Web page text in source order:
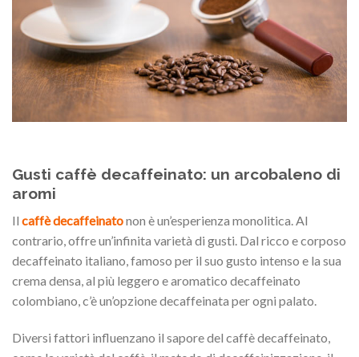
Gusti caffè decaffeinato: un arcobaleno di
aromi
Il caffè decaffeinatonon è un’esperienza monolitica. Al
contrario, offre un’infinita varietà di gusti. Dal ricco e corposo
decaffeinato italiano, famoso per il suo gusto intenso e la sua
crema densa, al più leggero e aromatico decaffeinato
colombiano, c’è un’opzione decaffeinata per ogni palato.
Diversi fattori influenzano il sapore del caffè decaffeinato,